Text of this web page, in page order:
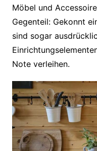
Möbel und
Gegenteil: Gekonnt
sind sogar
Note verleihen.